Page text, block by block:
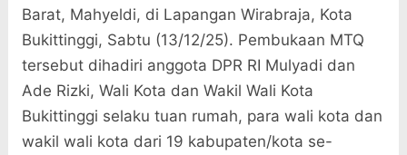
Barat, Mahyeldi, di Lapangan Wirabraja, Kota
Bukittinggi, Sabtu (13/12/25). Pembukaan MTQ
tersebut dihadiri anggota DPR RI Mulyadi dan
Ade Rizki, Wali Kota dan Wakil Wali Kota
Bukittinggi selaku tuan rumah, para wali kota dan
wakil wali kota dari 19 kabupaten/kota se-